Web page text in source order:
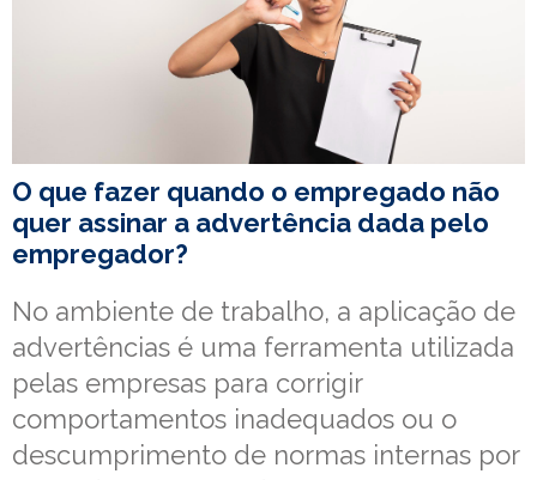
O que fazer quando o empregado não
quer assinar a advertência dada pelo
empregador?
No ambiente de trabalho, a aplicação de
advertências é uma ferramenta utilizada
pelas empresas para corrigir
comportamentos inadequados ou o
descumprimento de normas internas por